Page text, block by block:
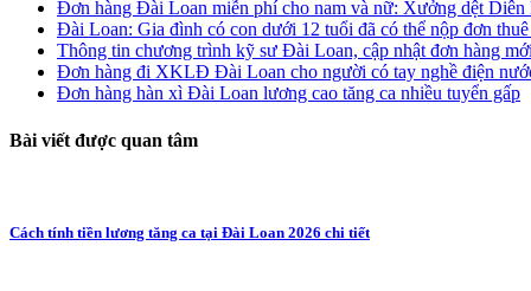
Đơn hàng Đài Loan miễn phí cho nam và nữ: Xưởng dệt Diên
Đài Loan: Gia đình có con dưới 12 tuổi đã có thể nộp đơn
Thông tin chương trình kỹ sư Đài Loan, cập nhật đơn hàng
Đơn hàng đi XKLĐ Đài Loan cho người có tay nghề điện
Đơn hàng hàn xì Đài Loan lương cao tăng ca nhiều tuyển gấp
Bài viết được quan tâm
Cách tính tiền lương tăng ca tại Đài Loan 2026 chi tiết